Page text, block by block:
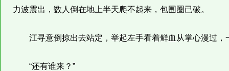
力波震出，数人倒在地上半天爬不起来，包围圈已破。
江寻意倒掠出去站定，举起左手看着鲜血从掌心漫过，
“还有谁来？”